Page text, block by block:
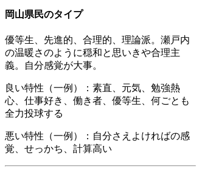
岡山県民のタイプ
優等生、先進的、合理的、理論派。瀬戸内
の温暖さのように穏和と思いきや合理主
義。自分感覚が大事。
良い特性（一例）：素直、元気、勉強熱
心、仕事好き、働き者、優等生、何ごとも
全力投球する
悪い特性（一例）：自分さえよければの感
覚、せっかち、計算高い